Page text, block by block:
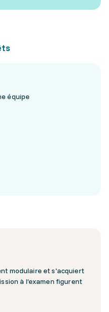
équipe
modulaire et s'acquiert
à l’examen figurent